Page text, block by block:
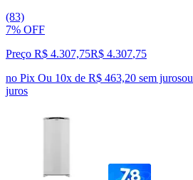
(83)
7% OFF
Preço R$ 4.307,75R$ 4.307,75
no Pix Ou 10x de R$ 463,20 sem jurosou
juros